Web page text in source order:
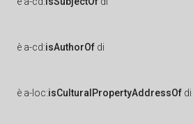
è a-cd:isAuthorOf di
è a-loc:isCulturalPropertyAddressOf di